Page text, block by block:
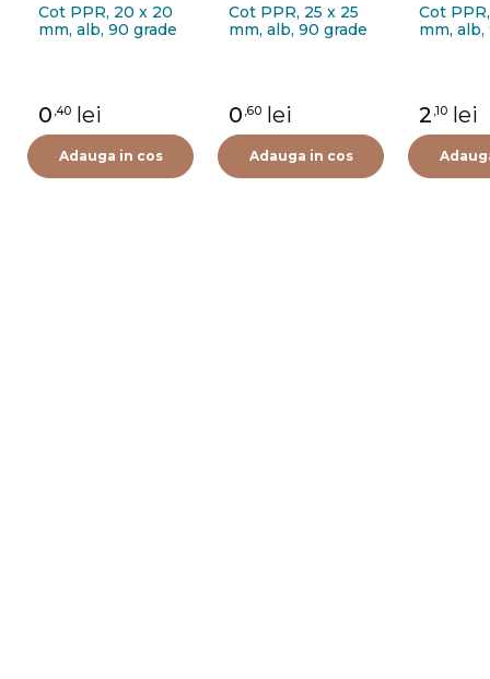
Cot PPR, 20 x 20
mm, alb, 90 grade
0 ,40 lei
Adauga in cos
Cot PPR, 25 x 25
mm, alb, 90 grade
0 ,60 lei
Adauga in cos
Cot
mm,
2 ,10 lei